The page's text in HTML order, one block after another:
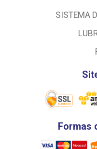
SISTEMA
Formas